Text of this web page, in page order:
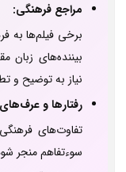
مراجع فرهنگی:
برخی فیلم‌ها به
بیننده‌های زبان
نیاز به توضیح و
رفتارها و
تفاوت‌های
سوءتفاهم منجر